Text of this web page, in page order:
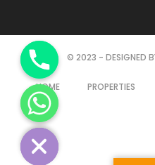
© 2023 - DESIGNED
HOME PROPERTIES
Hide
chaty